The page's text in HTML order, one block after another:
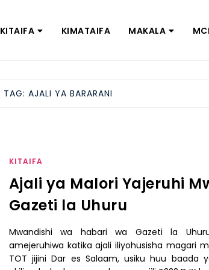
KITAIFA KIMATAIFA MAKALA
TAG: AJALI YA BARARANI
KITAIFA
Ajali ya Malori Yajeruhi
Gazeti la Uhuru
Mwandishi wa habari wa Gazeti la
amejeruhiwa katika ajali iliyohusisha magari
TOT jijini Dar es Salaam, usiku huu baada